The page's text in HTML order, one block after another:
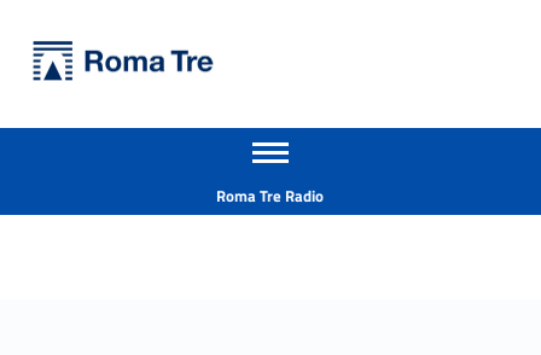
Prof. DARIO PACCIARELLI - Università Roma Tre
Apri il menu secondario
Roma Tre Radio